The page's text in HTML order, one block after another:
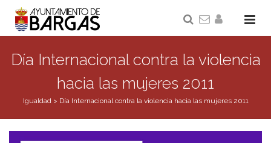
Día Internacional contra la violencia
hacia las mujeres 2011
Igualdad> Día Internacional contra la violencia hacia las mujeres 2011